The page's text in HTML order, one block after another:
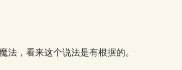
法，看来这个说法是有根据的。